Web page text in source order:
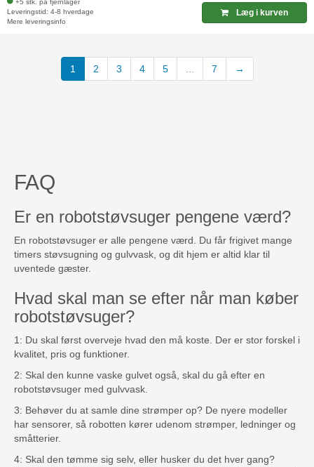
+5 stk. på fjernlager
Leveringstid: 4-8 hverdage
Mere leveringsinfo
Læg i kurven
1 (current)
2 3 4 5 ... 7 →
FAQ
Er en robotstøvsuger pengene værd?
En robotstøvsuger er alle pengene værd. Du får frigivet mange
timers støvsugning og gulvvask, og dit hjem er altid klar til
uventede gæster.
Hvad skal man se efter når man køber
robotstøvsuger?
1: Du skal først overveje hvad den må koste. Der er stor forskel i
kvalitet, pris og funktioner.
2: Skal den kunne vaske gulvet også, skal du gå efter en
robotstøvsuger med gulvvask.
3: Behøver du at samle dine strømper op? De nyere modeller
har sensorer, så robotten kører udenom strømper, ledninger og
småtterier.
4: Skal den tømme sig selv, eller husker du det hver gang?